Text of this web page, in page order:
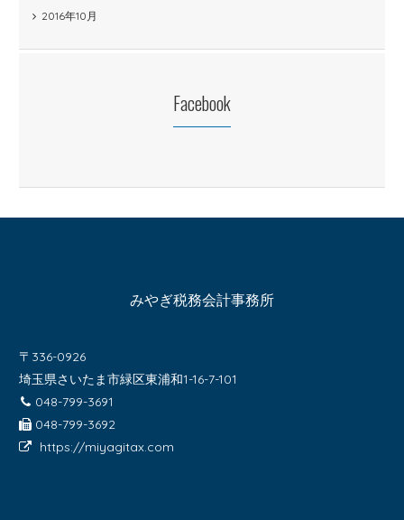
2016年10月
Facebook
みやぎ税務会計事務所
〒336-0926
埼玉県さいたま市緑区東浦和1-16-7-101
048-799-3691
048-799-3692
https://miyagitax.com